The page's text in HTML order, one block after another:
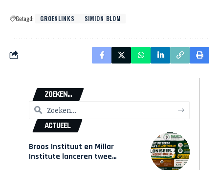
Getagd: GROENLINKS SIMION BLOM
ZOEKEN...
ACTUEEL
Broos Instituut en Millar
Institute lanceren twee